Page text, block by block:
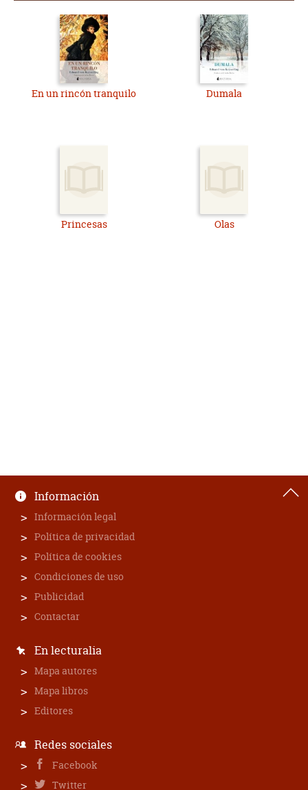
En un rincón tranquilo Dumala
Princesas Olas
Información
Información legal
Política de privacidad
Política de cookies
Condiciones de uso
Publicidad
Contactar
En lecturalia
Mapa autores
Mapa libros
Editores
Redes sociales
Facebook
Twitter